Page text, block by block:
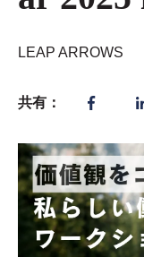
LEAP ARROWS
共有：